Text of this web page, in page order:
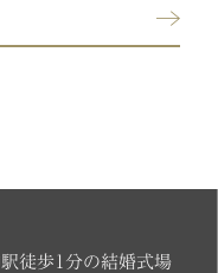
徒歩1分の結婚式場